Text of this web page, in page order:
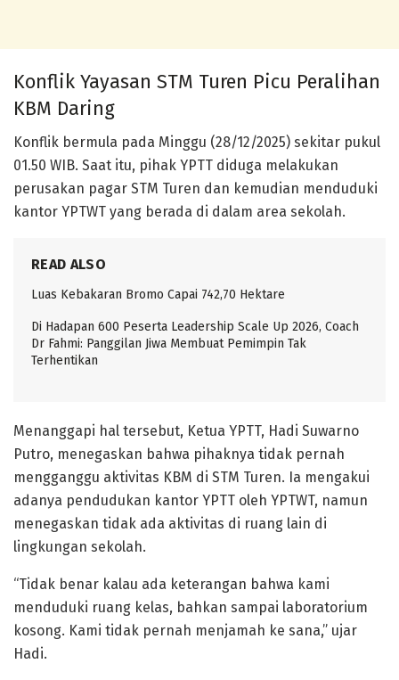
Konflik Yayasan STM Turen Picu Peralihan
KBM Daring
Konflik bermula pada Minggu (28/12/2025) sekitar pukul
01.50 WIB. Saat itu, pihak YPTT diduga melakukan
perusakan pagar STM Turen dan kemudian menduduki
kantor YPTWT yang berada di dalam area sekolah.
READ ALSO
Luas Kebakaran Bromo Capai 742,70 Hektare
Di Hadapan 600 Peserta Leadership Scale Up 2026, Coach
Dr Fahmi: Panggilan Jiwa Membuat Pemimpin Tak
Terhentikan
Menanggapi hal tersebut, Ketua YPTT, Hadi Suwarno
Putro, menegaskan bahwa pihaknya tidak pernah
mengganggu aktivitas KBM di STM Turen. Ia mengakui
adanya pendudukan kantor YPTT oleh YPTWT, namun
menegaskan tidak ada aktivitas di ruang lain di
lingkungan sekolah.
“Tidak benar kalau ada keterangan bahwa kami
menduduki ruang kelas, bahkan sampai laboratorium
kosong. Kami tidak pernah menjamah ke sana,” ujar
Hadi.